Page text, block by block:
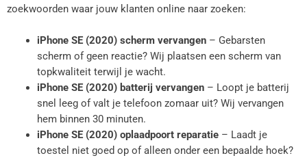
zoekwoorden waar jouw klanten online naar zoeken:
iPhone SE (2020) scherm vervangen– Gebarsten
scherm of geen reactie? Wij plaatsen een scherm van
topkwaliteit terwijl je wacht.
iPhone SE (2020) batterij vervangen – Loopt je batterij
snel leeg of valt je telefoon zomaar uit? Wij vervangen
hem binnen 30 minuten.
iPhone SE (2020) oplaadpoort reparatie– Laadt je
toestel niet goed op of alleen onder een bepaalde hoek?